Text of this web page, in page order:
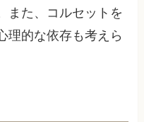
また、コルセットを
理的な依存も考えら